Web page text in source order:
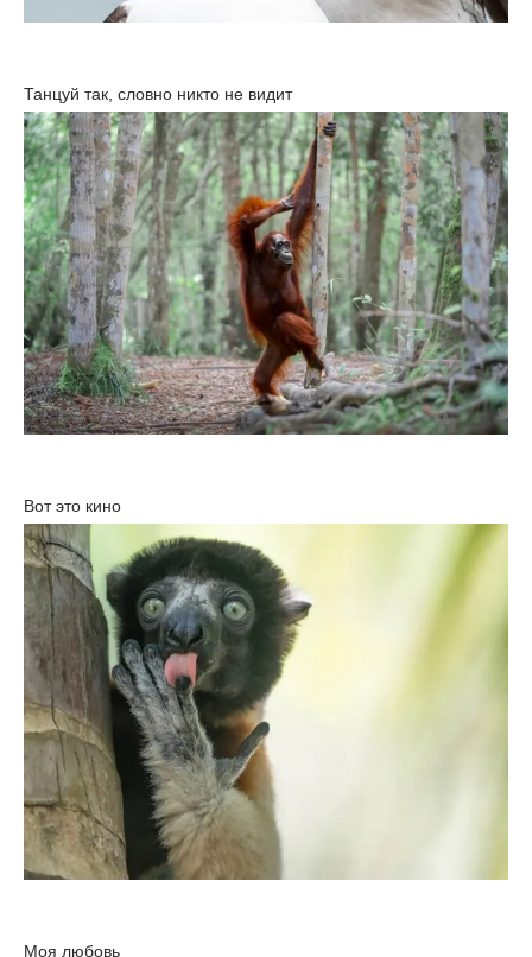
Танцуй так, словно никто не видит
Вот это кино
Моя любовь